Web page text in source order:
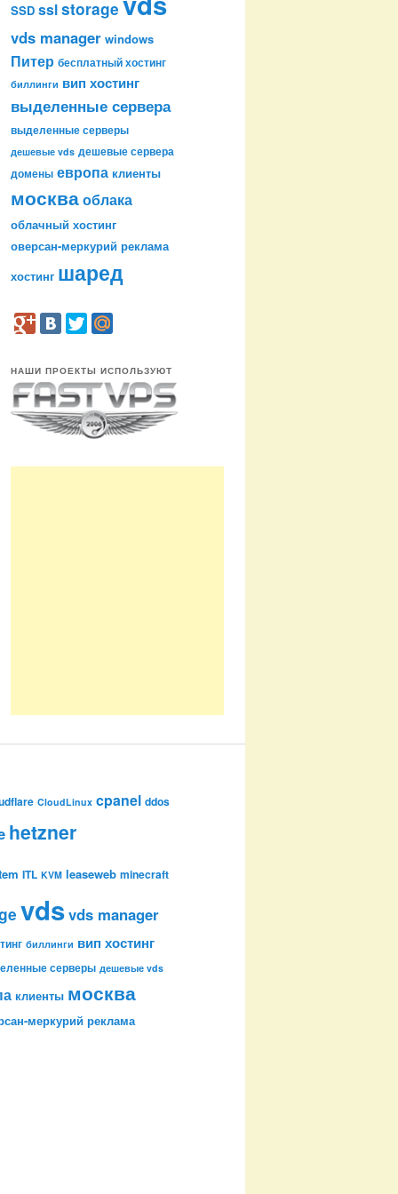
SSD sslstorage
vds manager windows
Питер бесплатный хостинг
биллинги вип хостинг
выделенные сервера
выделенные серверы
дешевые vds дешевые сервера
домены европа клиенты
москваоблака
облачный хостинг
оверсан-меркурий реклама
хостинг шаред
НАШИ ПРОЕКТЫ ИСПОЛЬЗУЮТ
CloudLinux cpanel ddos
hetzner
ITL KVM leaseweb minecraft
vdsvds manager
биллинги вип хостинг
серверы дешевые vds
клиенты москва
меркурий реклама